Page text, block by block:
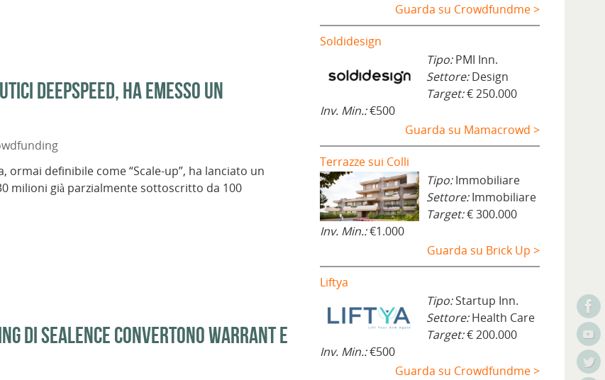
DeepSpeed, ha emesso un
ormai definibile come “Scale-up”, ha lanciato un
milioni già parzialmente sottoscritto da 100
di Sealence convertono warrant e
Guarda su Crowdfundme >
Soldidesign
Tipo:PMI Inn.
Settore:Design
Target:€ 250.000
Inv. Min.:€500
Guarda su Mamacrowd >
Terrazze sui Colli
Tipo:Immobiliare
Settore:Immobiliare
Target:€ 300.000
Inv. Min.:€1.000
Guarda su Brick Up >
Liftya
Tipo:Startup Inn.
Settore:Health Care
Target:€ 200.000
Inv. Min.:€500
Guarda su Crowdfundme >